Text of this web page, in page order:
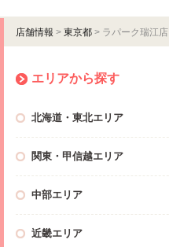
店舗情報 > 東京都 > ラパーク瑞江店
エリアから探す
北海道・東北エリア
関東・甲信越エリア
中部エリア
近畿エリア